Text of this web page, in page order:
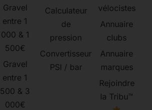
Gravel
entre 1
000 & 1
500€
Gravel
entre 1
500 & 3
000€
Calculateur
de
pression
Convertisseur
PSI / bar
vélocistes
Annuaire
clubs
Annuaire
marques
Rejoindre
la Tribu™